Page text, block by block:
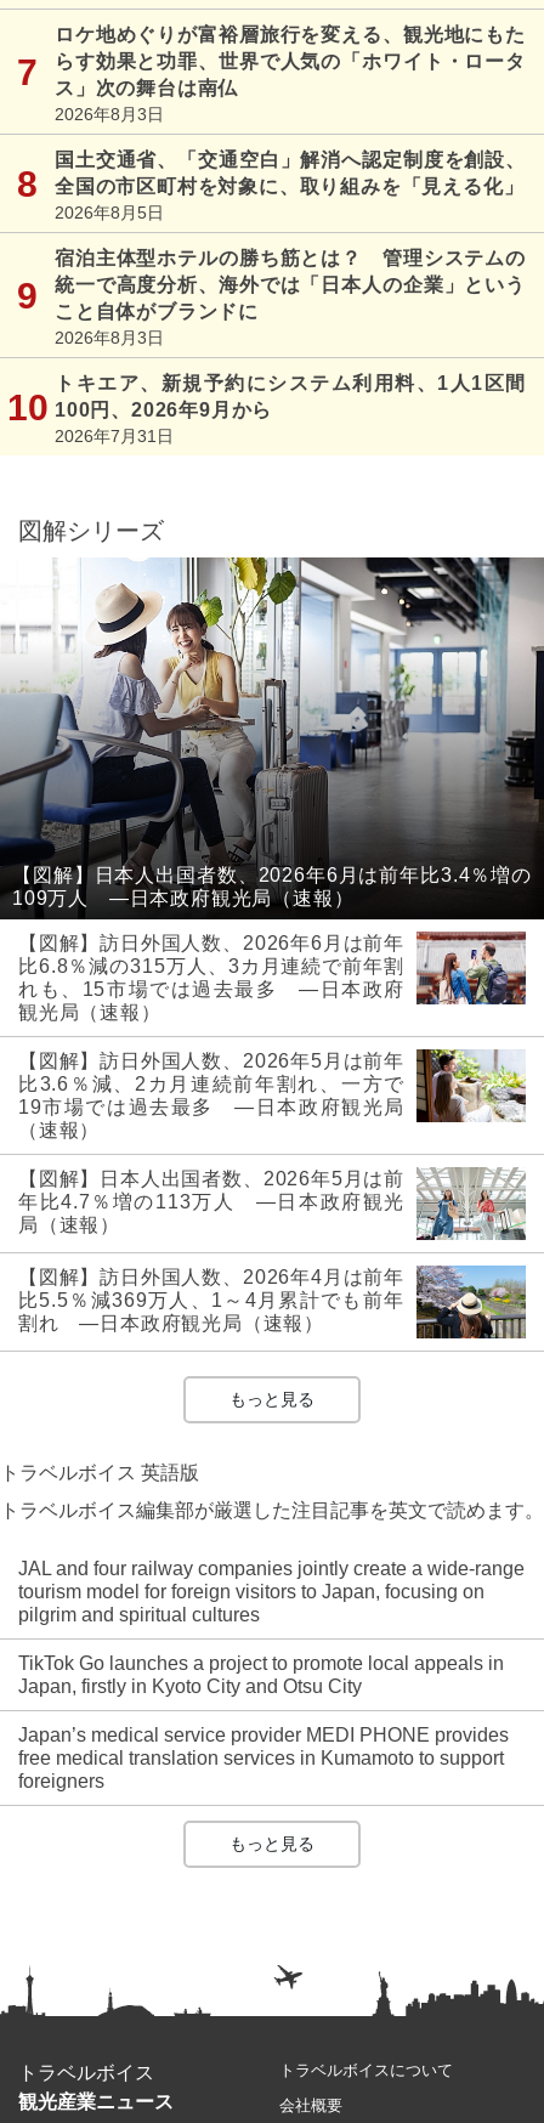
ロケ地めぐりが富裕層旅行を変える、観光地にもた
らす効果と功罪、世界で人気の「ホワイト・ロータ
ス」次の舞台は南仏
2026年8月3日
国土交通省、「交通空白」解消へ認定制度を創設、
全国の市区町村を対象に、取り組みを「見える化」
2026年8月5日
宿泊主体型ホテルの勝ち筋とは？ 管理システムの
統一で高度分析、海外では「日本人の企業」という
こと自体がブランドに
2026年8月3日
トキエア、新規予約にシステム利用料、1人1区間
100円、2026年9月から
2026年7月31日
図解シリーズ
【図解】日本人出国者数、2026年6月は前年比3.4％増の
109万人 ―日本政府観光局（速報）
【図解】訪日外国人数、2026年6月は前年
比6.8％減の315万人、3カ月連続で前年割
れも、15市場では過去最多 ―日本政府
観光局（速報）
【図解】訪日外国人数、2026年5月は前年
比3.6％減、2カ月連続前年割れ、一方で
19市場では過去最多 ―日本政府観光局
（速報）
【図解】日本人出国者数、2026年5月は前
年比4.7％増の113万人 ―日本政府観光
局（速報）
【図解】訪日外国人数、2026年4月は前年
比5.5％減369万人、1～4月累計でも前年
割れ ―日本政府観光局（速報）
もっと見る
トラベルボイス 英語版
トラベルボイス編集部が厳選した注目記事を英文で読めます。
JAL and four railway companies jointly create a wide-range
tourism model for foreign visitors to Japan, focusing on
pilgrim and spiritual cultures
TikTok Go launches a project to promote local appeals in
Japan, firstly in Kyoto City and Otsu City
Japan’s medical service provider MEDI PHONE provides
free medical translation services in Kumamoto to support
foreigners
もっと見る
トラベルボイス
観光産業ニュース
トラベルボイスについて
会社概要